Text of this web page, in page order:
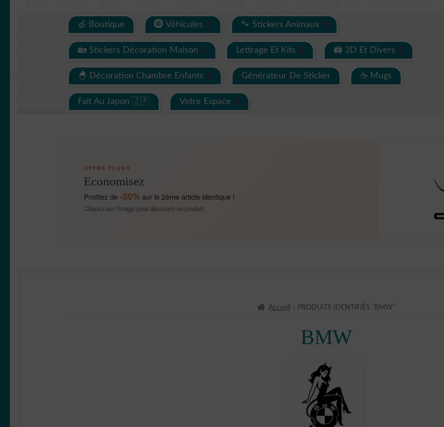
🍏 Boutique 🛞 Véhicules 🐾 Stickers Animaux
🏡 Stickers Décoration Maison Lettrage Et Kits 🖨 3D Et Divers
🐣 Décoration Chambre Enfants Générateur De Sticker ☕ Mugs
Fait Au Japon 🇯🇵 Votre Espace
OFFRE FLASH
Economisez
Profitez de-50% sur le 2ème article identique !
Cliquez sur l'image pour découvrir ce produit.
Accueil PRODUITS IDENTIFIÉS “BMW”
BMW